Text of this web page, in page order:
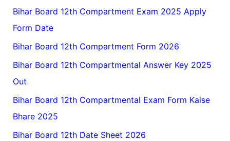
Bihar Board 12th Compartment Exam 2025 Apply
Form Date
Bihar Board 12th Compartment Form 2026
Bihar Board 12th Compartmental Answer Key 2025
Out
Bihar Board 12th Compartmental Exam Form Kaise
Bhare 2025
Bihar Board 12th Date Sheet 2026